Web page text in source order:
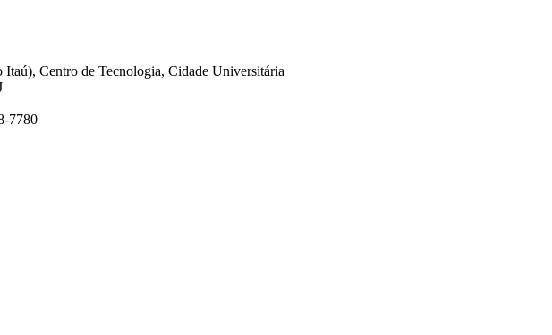
Centro de Tecnologia, Cidade Universitária
7780